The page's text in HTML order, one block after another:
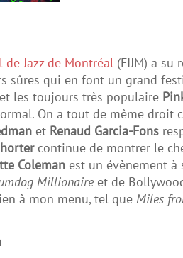
de Jazz de Montréal (FIJM) a
sûres qui en font un grand
les toujours très populaire
On a tout de même droit
et Renaud Garcia-Fons
continue de montrer le
Coleman est un évènement à
Millionaire et de
à mon menu, tel que Miles